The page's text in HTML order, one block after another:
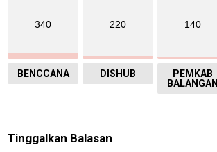
340
BENCCANA
220
DISHUB
140
PEMKAB
BALANGAN
Tinggalkan Balasan